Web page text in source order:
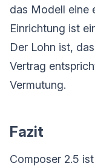
das Modell eine
Einrichtung ist
Der Lohn ist,
Vertrag
Vermutung.
Fazit
Composer 2.5